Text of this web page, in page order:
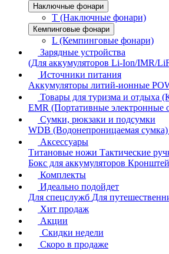
Наключные фонари
T (Наключные фонари)
Кемпинговые фонари
L (Кемпинговые фонари)
Зарядные устройства
(Для аккумуляторов Li-Ion/IMR/
Источники питания
Аккумуляторы литий-ионные
Товары для туризма и отдыха
EMR (Портативные электронные
Сумки, рюкзаки и подсумки
WDB (Водонепроницаемая сумка)
Аксессуары
Титановые ножи Тактические
Бокс для аккумуляторов
Комплекты
Идеально подойдет
Для спецслужб Для
Хит продаж
Акции
Скидки недели
Скоро в продаже